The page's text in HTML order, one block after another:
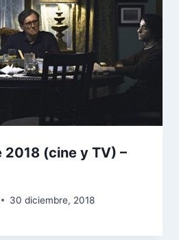
2018 (cine y TV) –
30 diciembre, 2018